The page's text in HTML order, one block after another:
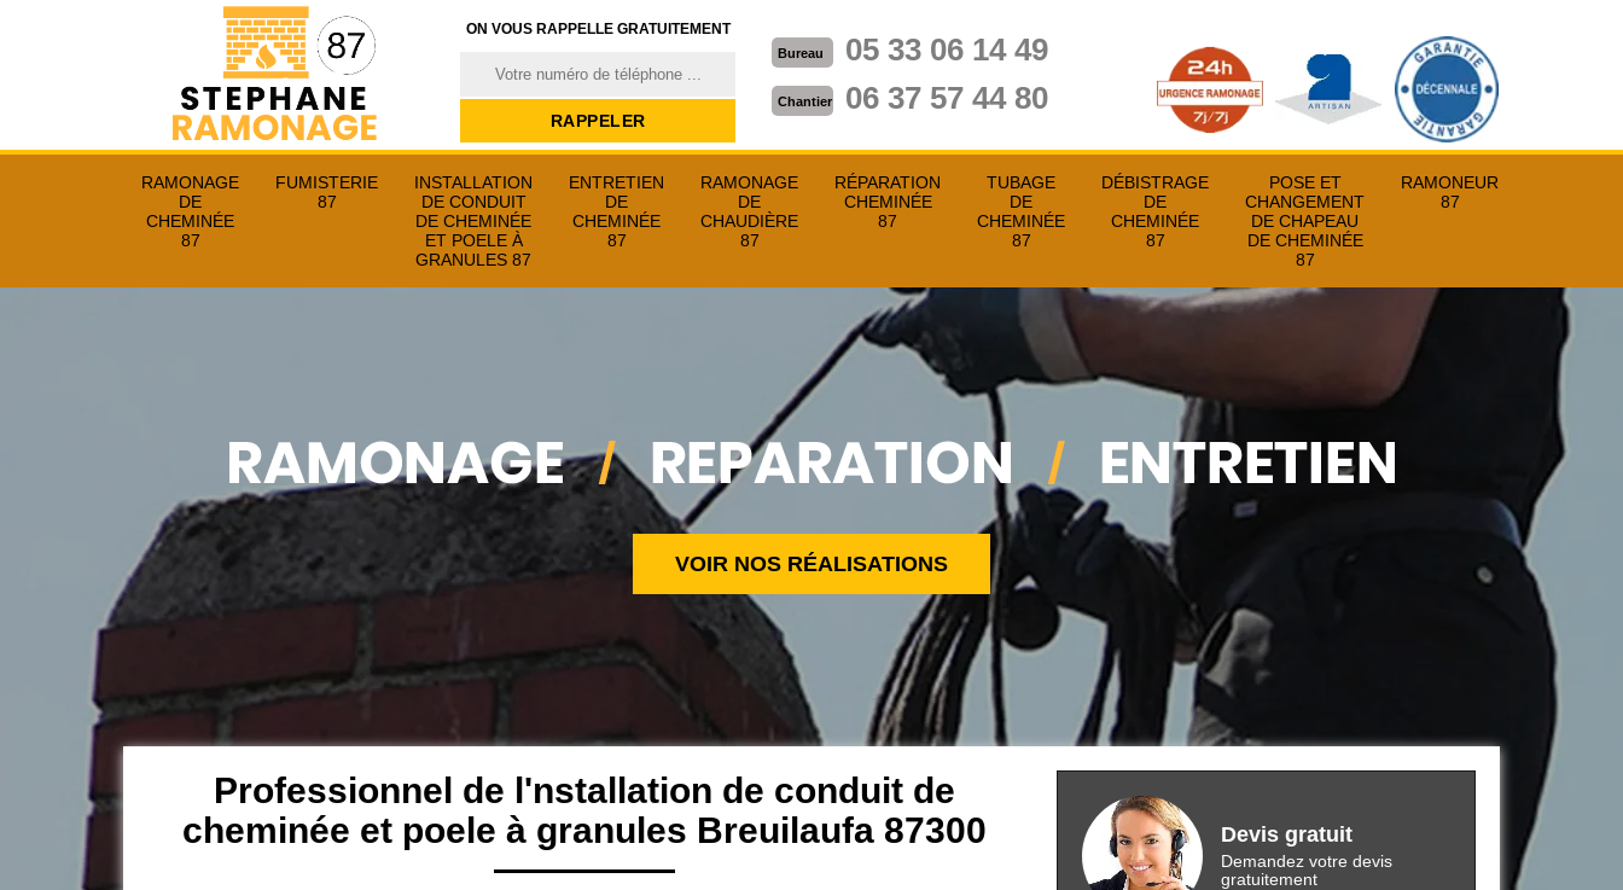
ON VOUS RAPPELLE GRATUITEMENT
Bureau 05 33 06 14 49
Chantier 06 37 57 44 80
RAMONAGE
DE
CHEMINÉE
87
FUMISTERIE
87
INSTALLATION
DE CONDUIT
DE CHEMINÉE
ET POELE À
GRANULES 87
ENTRETIEN
DE
CHEMINÉE
87
RAMONAGE
DE
CHAUDIÈRE
87
RÉPARATION
CHEMINÉE
87
TUBAGE
DE
CHEMINÉE
87
DÉBISTRAGE
DE
CHEMINÉE
87
POSE ET
CHANGEMENT
DE CHAPEAU
DE CHEMINÉE
87
RAMONEUR
87
VOIR NOS RÉALISATIONS
Professionnel de l'nstallation de conduit de
cheminée et poele à granules Breuilaufa 87300
Devis gratuit
Demandez votre devis
gratuitement